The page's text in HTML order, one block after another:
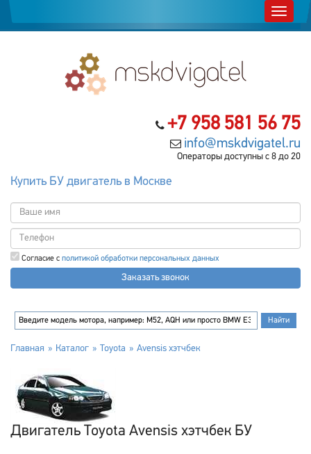
+7 958 581 56 75
info@mskdvigatel.ru
Операторы доступны с 8 до 20
Купить БУ двигатель в Москве
Согласие с политикой обработки персональных данных
Заказать звонок
Главная Каталог Toyota Avensis хэтчбек
Двигатель Toyota Avensis хэтчбек БУ